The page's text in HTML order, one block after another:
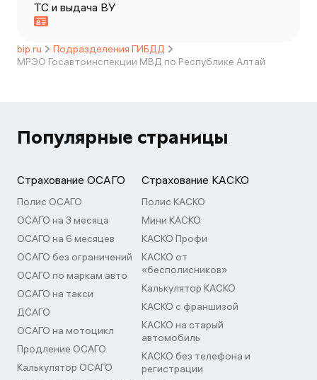
ТС и выдача ВУ
bip.ru
Подразделения ГИБДД
МРЭО Госавтоинспекции МВД по Республике Алтай
Популярные страницы
Страхование ОСАГО
Полис ОСАГО
ОСАГО на 3 месяца
ОСАГО на 6 месяцев
ОСАГО без ограничений
ОСАГО по маркам авто
ОСАГО на такси
ДСАГО
ОСАГО на мотоцикл
Продление ОСАГО
Калькулятор ОСАГО
Страхование КАСКО
Полис КАСКО
Мини КАСКО
КАСКО Профи
КАСКО от
«бесполисников»
Калькулятор КАСКО
КАСКО с франшизой
КАСКО на старый
автомобиль
КАСКО без телефона и
регистрации